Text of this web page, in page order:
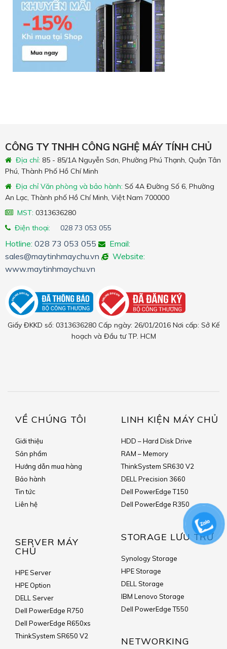
CÔNG TY TNHH CÔNG NGHỆ MÁY TÍNH CHỦ
Địa chỉ: 85 - 85/1A Nguyễn Sơn, Phường Phú Thạnh, Quận Tân
Phú, Thành Phố Hồ Chí Minh
Địa chỉ Văn phòng và bảo hành: Số 4A Đường Số 6, Phường
An Lạc, Thành phố Hồ Chí Minh, Việt Nam 700000
MST: 0313636280
Điện thoại:
028 73 053 055
Hotline: 028 73 053 055
Email:
sales@maytinhmaychu.vn
Website:
www.maytinhmaychu.vn
Giấy ĐKKD số: 0313636280 Cấp ngày: 26/01/2016 Nơi cấp: Sở Kế
hoạch và Đầu tư TP. HCM
VỀ CHÚNG TÔI
Giới thiệu
Sản phẩm
Hướng dẫn mua hàng
Bảo hành
Tin tức
Liên hệ
SERVER MÁY
CHỦ
HPE Server
HPE Option
DELL Server
Dell PowerEdge R750
Dell PowerEdge R650xs
ThinkSystem SR650 V2
LINH KIỆN MÁY CHỦ
HDD – Hard Disk Drive
RAM – Memory
ThinkSystem SR630 V2
DELL Precision 3660
Dell PowerEdge T150
Dell PowerEdge R350
STORAGE LƯU TRỮ
Synology Storage
HPE Storage
DELL Storage
IBM Lenovo Storage
Dell PowerEdge T550
NETWORKING